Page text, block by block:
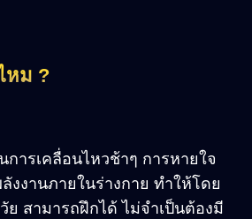
หม ?
การเคลื่อนไหวช้าๆ การหายใจ
งงานภายในร่างกาย ทำให้โดย
ย สามารถฝึกได้ ไม่จำเป็นต้องมี